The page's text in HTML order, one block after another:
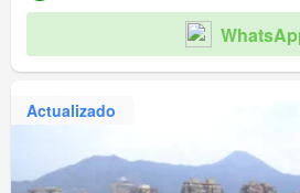
Actualizado